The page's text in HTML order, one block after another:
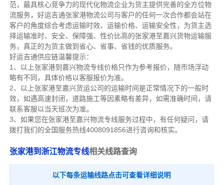
范，最具核心竞争力的现代化物流企业为货主提供完善的全方位物
流服务，好运吉通张家港物流公司与客户的任何一次合作都会站在
客户的角度综合考虑运输时效、运输价格、运输安全性，为货主选
择运输准时、安全、保障强、性价比高的张家港至嘉兴货物运输服
务，真正的为货主做到省心、省事、省钱的优质服务。
好运吉通供应链温馨提示：
1、以上张家港到嘉兴物流专线价格只作为参考报价，随市场浮动
略有不同，具体价格以客服报价为准。
2、以上张家港至嘉兴货运公司的运输时间是正常情况下的一般时
效，如遇高速封闭，道路施工等因素略有差异，如需准确时间，请
联系客服以当天班次为准。
3、如果您在张家港至嘉兴物流专线服务过程中，有任何疑问，请
拨打我们的全国服务热线4008091856进行咨询和核实。
张家港到浙江物流专线相关线路查询
以下每条运输线路点击可查看详细说明